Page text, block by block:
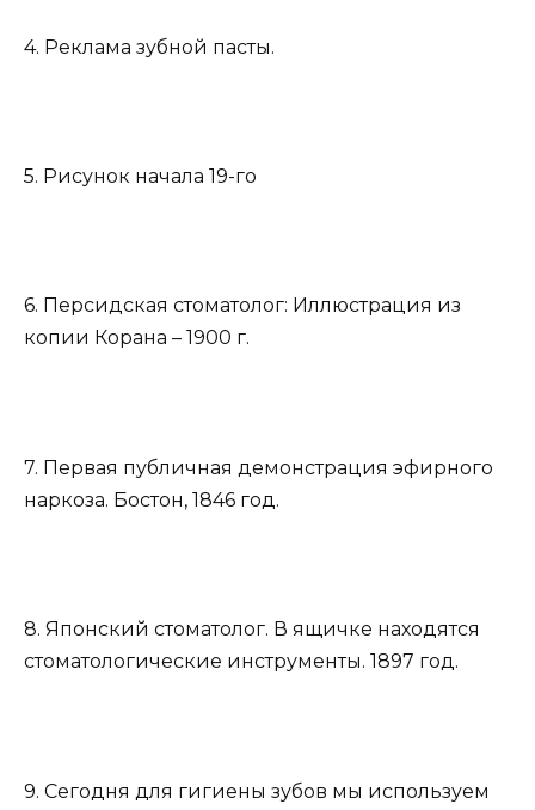
4. Реклама зубной пасты.
5. Рисунок начала 19-го
6. Персидская стоматолог: Иллюстрация из
копии Корана – 1900 г.
7. Первая публичная демонстрация эфирного
наркоза. Бостон, 1846 год.
8. Японский стоматолог. В ящичке находятся
стоматологические инструменты. 1897 год.
9. Сегодня для гигиены зубов мы используем